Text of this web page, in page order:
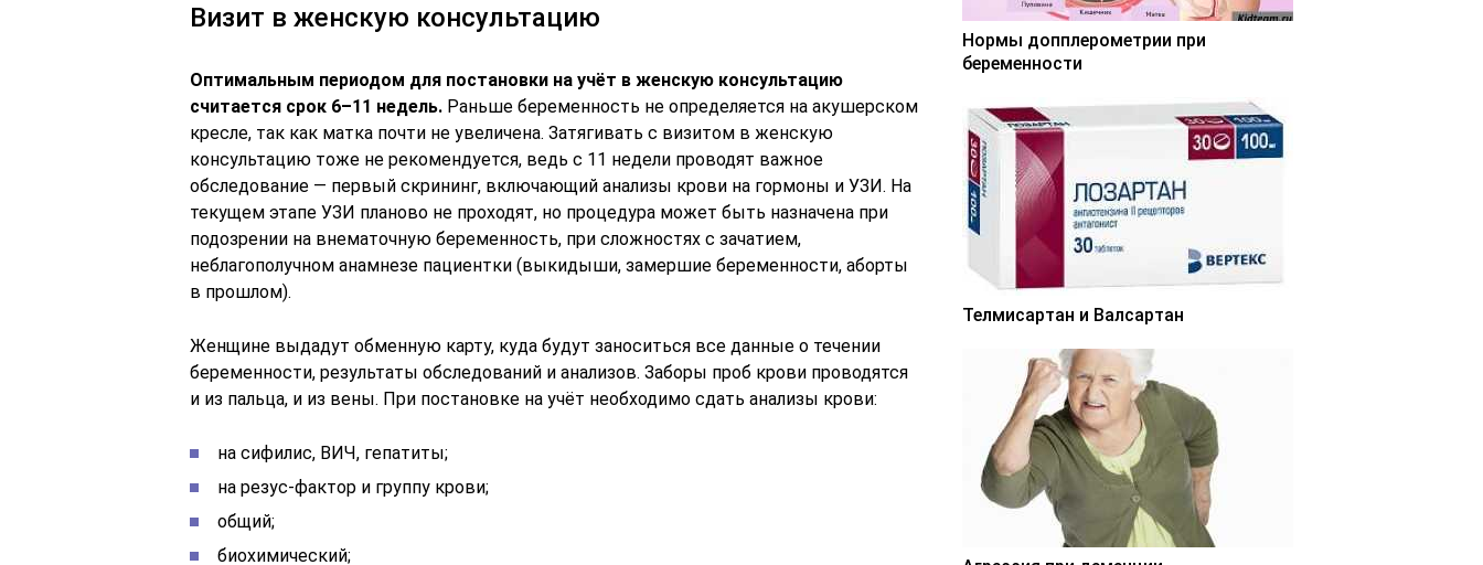
Визит в женскую консультацию
Оптимальным периодом для постановки на учёт в женскую консультацию
считается срок 6–11 недель. Раньше беременность не определяется на акушерском
кресле, так как матка почти не увеличена. Затягивать с визитом в женскую
консультацию тоже не рекомендуется, ведь с 11 недели проводят важное
обследование — первый скрининг, включающий анализы крови на гормоны и УЗИ. На
текущем этапе УЗИ планово не проходят, но процедура может быть назначена при
подозрении на внематочную беременность, при сложностях с зачатием,
неблагополучном анамнезе пациентки (выкидыши, замершие беременности, аборты
в прошлом).
Женщине выдадут обменную карту, куда будут заноситься все данные о течении
беременности, результаты обследований и анализов. Заборы проб крови проводятся
и из пальца, и из вены. При постановке на учёт необходимо сдать анализы крови:
на сифилис, ВИЧ, гепатиты;
на резус-фактор и группу крови;
общий;
биохимический;
Нормы допплерометрии при
беременности
Телмисартан и Валсартан